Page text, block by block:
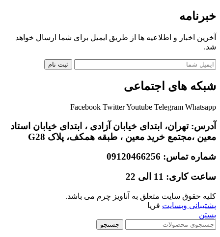
خبرنامه
آخرین اخبار و اطلاعیه ها از طریق ایمیل برای شما ارسال خواهد
شد.
شبکه های اجتماعی
Facebook TwitterYoutube Telegram Whatsapp
آدرس: تهران، ابتدای خیابان آزادی ،‌ ابتدای خیابان استاد
معین ،مجتمع خرید معین ،‌ طبقه همکف،‌ پلاک G28
شماره تماس: 09120466256
ساعت کاری: 11 الی 22
کلیه حقوق سایت متعلق به آناویز چرم می باشد.
پشتیبانی وبسایت فریا
بستن
جستجو